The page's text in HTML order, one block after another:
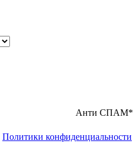
Анти СПАМ*
Политики конфиденциальности